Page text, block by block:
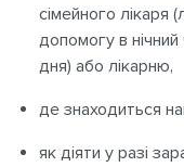
сімейного лікаря
допомогу в
дня) або лікарню,
де знаходиться
як діяти у разі